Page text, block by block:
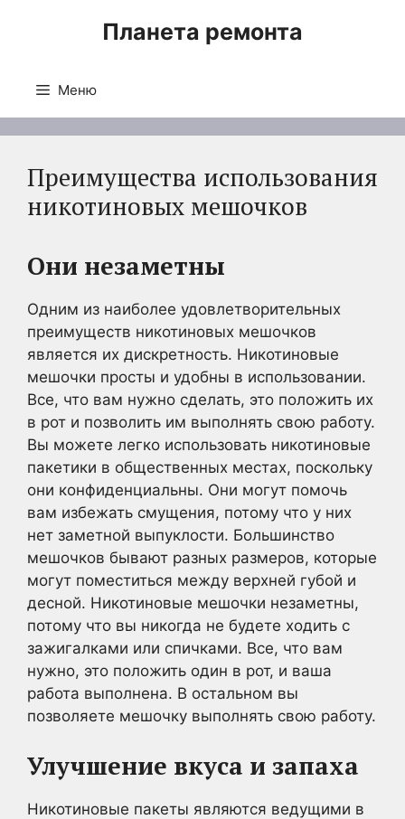
Планета ремонта
Меню
Преимущества использования
никотиновых мешочков
Они незаметны
Одним из наиболее удовлетворительных
преимуществ никотиновых мешочков
является их дискретность. Никотиновые
мешочки просты и удобны в использовании.
Все, что вам нужно сделать, это положить их
в рот и позволить им выполнять свою работу.
Вы можете легко использовать никотиновые
пакетики в общественных местах, поскольку
они конфиденциальны. Они могут помочь
вам избежать смущения, потому что у них
нет заметной выпуклости. Большинство
мешочков бывают разных размеров, которые
могут поместиться между верхней губой и
десной. Никотиновые мешочки незаметны,
потому что вы никогда не будете ходить с
зажигалками или спичками. Все, что вам
нужно, это положить один в рот, и ваша
работа выполнена. В остальном вы
позволяете мешочку выполнять свою работу.
Улучшение вкуса и запаха
Никотиновые пакеты являются ведущими в